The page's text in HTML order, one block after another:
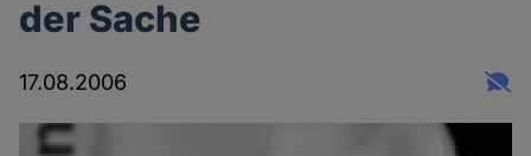
der Sache
17.08.2006